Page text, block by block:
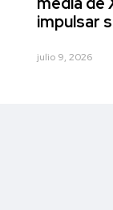
impulsar
julio 9, 2026